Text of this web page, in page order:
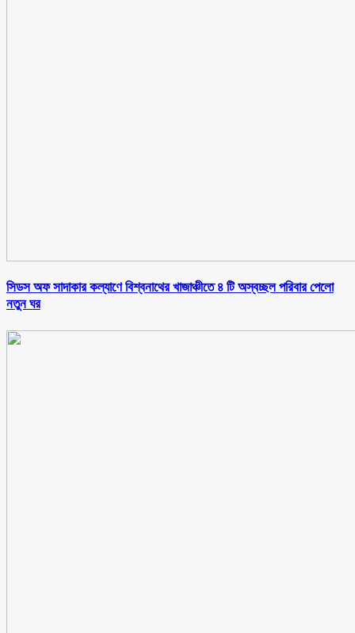
সিডস অফ সাদাকার কল্যাণে বিশ্বনাথের খাজাঞ্চীতে ৪ টি অস্বচ্ছল পরিবার পেলো
নতুন ঘর